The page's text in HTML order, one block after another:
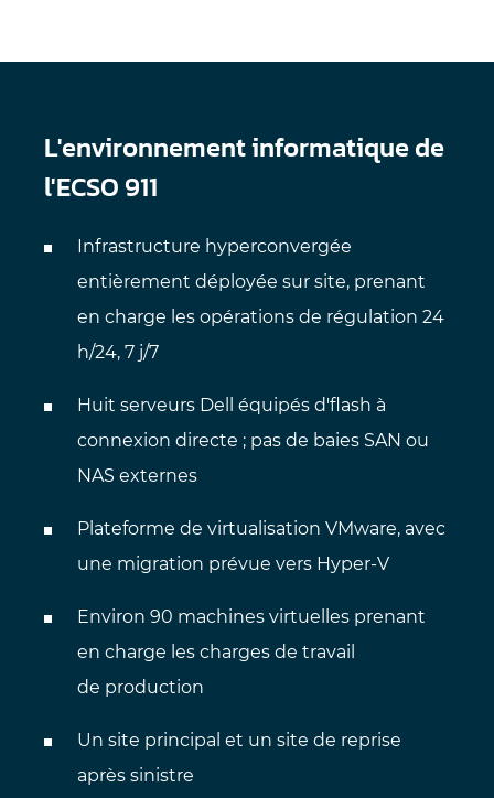
L'environnement informatique de
l'ECSO 911
Infrastructure hyperconvergée
entièrement déployée sur site, prenant
en charge les opérations de régulation 24
h/24, 7 j/7
Huit serveurs Dell équipés d'flash à
connexion directe ; pas de baies SAN ou
NAS externes
Plateforme de virtualisation VMware, avec
une migration prévue vers Hyper-V
Environ 90 machines virtuelles prenant
en charge les charges de travail
de production
Un site principal et un site de reprise
après sinistre